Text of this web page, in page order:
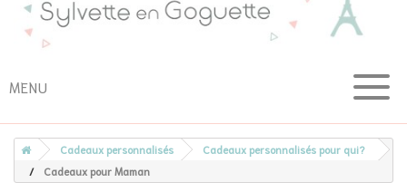
MENU
Cadeaux personnalisés
Cadeaux personnalisés pour qui?
Cadeaux pour Maman